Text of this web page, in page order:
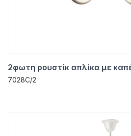
2φωτη ρουστίκ απλίκα με
7028C/2